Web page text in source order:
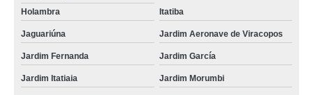
Holambra
Itatiba
Jaguariúna Jardim Aeronave de Viracopos
Jardim Fernanda Jardim García
Jardim Itatiaia Jardim Morumbi